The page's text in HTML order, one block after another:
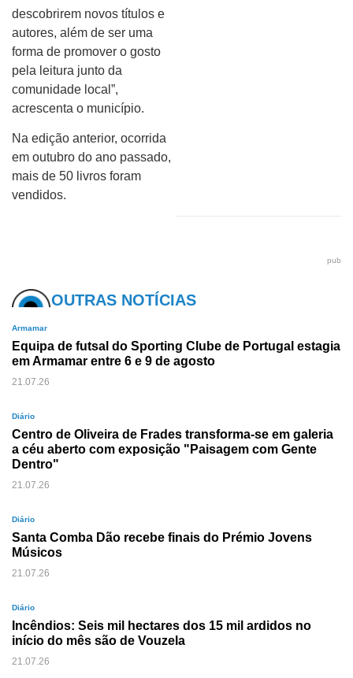
descobrirem novos títulos e
autores, além de ser uma
forma de promover o gosto
pela leitura junto da
comunidade local”,
acrescenta o município.
Na edição anterior, ocorrida
em outubro do ano passado,
mais de 50 livros foram
vendidos.
pub
OUTRAS NOTÍCIAS
Armamar
Equipa de futsal do Sporting Clube de Portugal estagia
em Armamar entre 6 e 9 de agosto
21.07.26
Diário
Centro de Oliveira de Frades transforma-se em galeria
a céu aberto com exposição "Paisagem com Gente
Dentro"
21.07.26
Diário
Santa Comba Dão recebe finais do Prémio Jovens
Músicos
21.07.26
Diário
Incêndios: Seis mil hectares dos 15 mil ardidos no
início do mês são de Vouzela
21.07.26